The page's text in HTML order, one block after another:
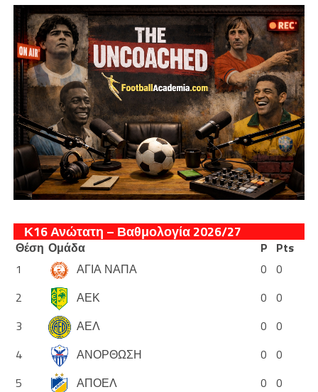
Κ16 Ανώτατη – Βαθμολογία 2026/27
Θέση Ομάδα P Pts
1
ΑΓΙΑ ΝΑΠΑ 0 0
2
ΑΕΚ 0 0
3
ΑΕΛ 0 0
4
ΑΝΟΡΘΩΣΗ 0 0
5
ΑΠΟΕΛ 0 0